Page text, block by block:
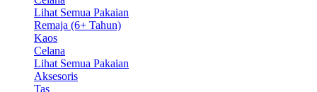
Lihat Semua Pakaian
Remaja (6+ Tahun)
Kaos
Celana
Lihat Semua Pakaian
Aksesoris
Tas